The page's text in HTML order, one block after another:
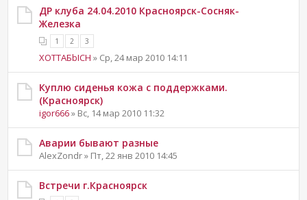
ДР клуба 24.04.2010 Красноярск-Сосняк-
Железка
1 2 3
XOTTAБbICH » Ср, 24 мар 2010 14:11
Куплю сиденья кожа с поддержками.
(Красноярск)
igor666» Вс, 14 мар 2010 11:32
Аварии бывают разные
AlexZondr » Пт, 22 янв 2010 14:45
Встречи г.Красноярск